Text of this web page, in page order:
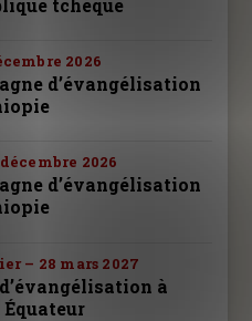
2026
d’évangélisation
décembre 2026
d’évangélisation
– 28 mars 2027
à
Équateur